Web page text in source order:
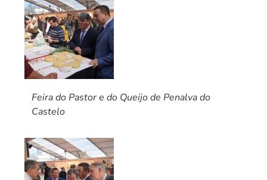
Feira do Pastor e do Queijo de Penalva do
Castelo